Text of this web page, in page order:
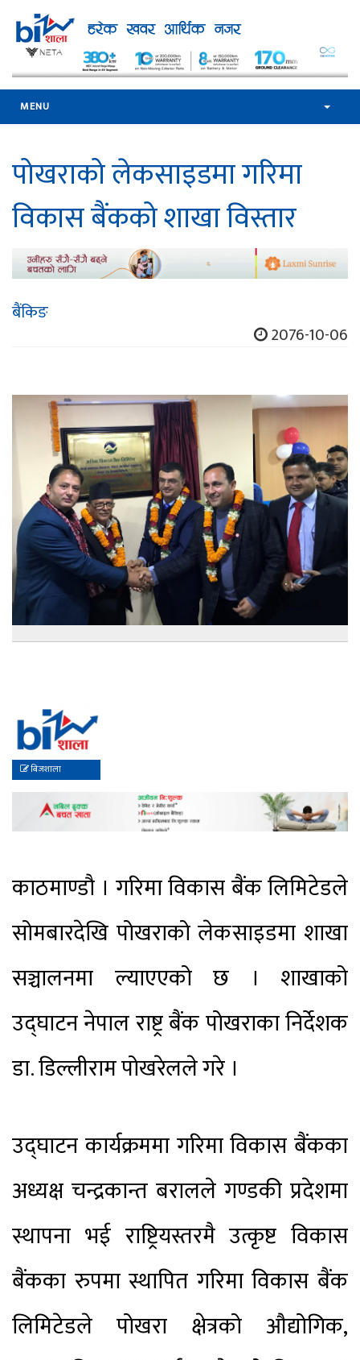
MENU
पोखराको लेकसाइडमा गरिमा
विकास बैंकको शाखा विस्तार
बैंकिङ
2076-10-06
बिजशाला
काठमाण्डौ । गरिमा विकास बैंक लिमिटेडले
सोमबारदेखि पोखराको लेकसाइडमा शाखा
सञ्चालनमा ल्याएएको छ । शाखाको
उद्घाटन नेपाल राष्ट्र बैंक पोखराका निर्देशक
डा. डिल्लीराम पोखरेलले गरे ।
उद्घाटन कार्यक्रममा गरिमा विकास बैंकका
अध्यक्ष चन्द्रकान्त बरालले गण्डकी प्रदेशमा
स्थापना भई राष्ट्रियस्तरमै उत्कृष्ट विकास
बैंकका रुपमा स्थापित गरिमा विकास बैंक
लिमिटेडले पोखरा क्षेत्रको औद्योगिक,